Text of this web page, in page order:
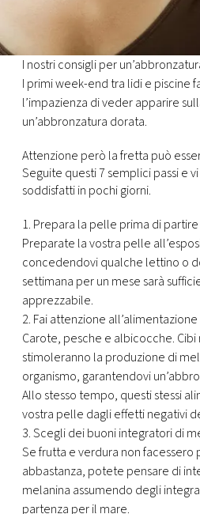
PRINCIPATO
DI
MONACO
RMC
CONSIGLIA
I nostri consigli per
I primi week-end tra lidi e piscine
l’impazienza di veder apparire
un’abbronzatura dorata.
Attenzione però la fretta può
Seguite questi 7 semplici passi e
soddisfatti in pochi giorni.
1. Prepara la pelle prima di partire
Preparate la vostra pelle
concedendovi qualche lettino o
settimana per un mese sarà
apprezzabile.
2. Fai attenzione all’alimentazione
Carote, pesche e albicocche.
stimoleranno la produzione di
organismo, garantendovi
Allo stesso tempo, questi stessi
vostra pelle dagli effetti negativi
3. Scegli dei buoni integratori di
Se frutta e verdura non facessero
abbastanza, potete pensare di
melanina assumendo degli
partenza per il mare.